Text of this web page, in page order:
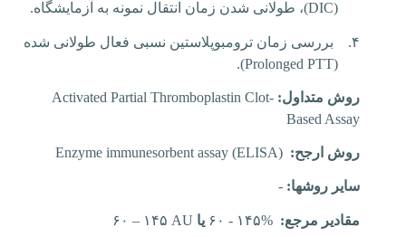
(
DIC)، طولانی شدن زمان انتقال نمونه به آزمایشگاه.
۴.
بررسی زمان ترومبوپلاستین نسبی فعال طولانی شده
(
Prolonged PTT
).
روش متداول:Activated Partial Thromboplastin Clot-
Based Assay
روش ارجح: (
ELISA
)
Enzyme immunesorbent assay
سایر روشها:-
مقادیر مرجع: ۶۰ - ۱۴۵% یا ۶۰ – ۱۴۵ AU